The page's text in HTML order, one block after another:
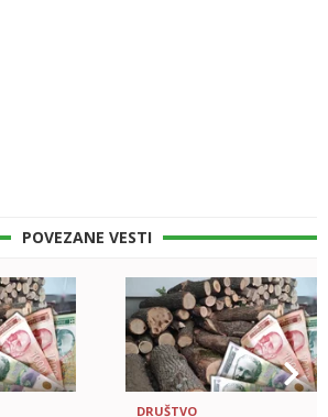
POVEZANE VESTI
DRUŠTVO